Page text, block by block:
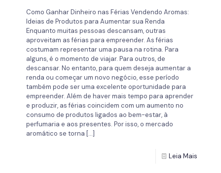
Como Ganhar Dinheiro nas Férias Vendendo Aromas:
Ideias de Produtos para Aumentar sua Renda
Enquanto muitas pessoas descansam, outras
aproveitam as férias para empreender. As férias
costumam representar uma pausa na rotina. Para
alguns, é o momento de viajar. Para outros, de
descansar. No entanto, para quem deseja aumentar a
renda ou começar um novo negócio, esse período
também pode ser uma excelente oportunidade para
empreender. Além de haver mais tempo para aprender
e produzir, as férias coincidem com um aumento no
consumo de produtos ligados ao bem-estar, à
perfumaria e aos presentes. Por isso, o mercado
aromático se torna […]
Leia Mais